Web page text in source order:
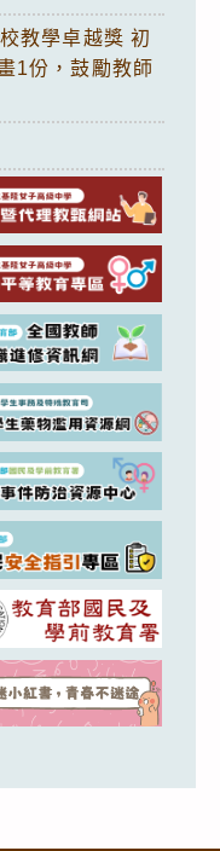
教學卓越獎 初
1份，鼓勵教師